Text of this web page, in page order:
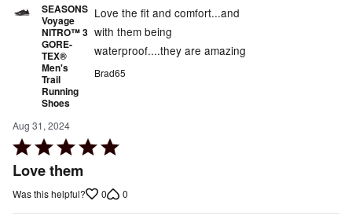
SEASONS
Voyage
NITRO™ 3
GORE-
TEX®
Men's
Trail
Running
Shoes
Aug 31, 2024
Rated
5
of
Love them
Love the fit and comfort...and
with them being
waterproof....they are amazing
Brad65
Was this helpful? 0 0